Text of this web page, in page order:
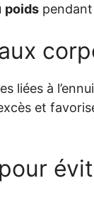
poids pendant
liées à
et